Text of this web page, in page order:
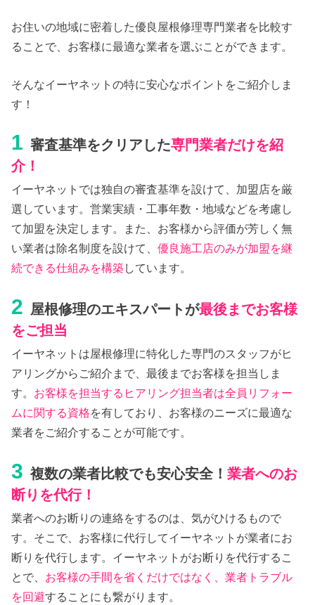
お住いの地域に密着した優良屋根修理専門業者を比較す
ることで、お客様に最適な業者を選ぶことができます。
そんなイーヤネットの特に安心なポイントをご紹介しま
す！
1 審査基準をクリアした専門業者だけを紹
介！
イーヤネットでは独自の審査基準を設けて、加盟店を厳
選しています。営業実績・工事年数・地域などを考慮し
て加盟を決定します。また、お客様から評価が芳しく無
い業者は除名制度を設けて、優良施工店のみが加盟を継
続できる仕組みを構築しています。
2 屋根修理のエキスパートが最後までお客様
をご担当
イーヤネットは屋根修理に特化した専門のスタッフがヒ
アリングからご紹介まで、最後までお客様を担当しま
す。 お客様を担当するヒアリング担当者は全員リフォー
ムに関する資格を有しており、お客様のニーズに最適な
業者をご紹介することが可能です。
3 複数の業者比較でも安心安全！業者へのお
断りを代行！
業者へのお断りの連絡をするのは、気がひけるもので
す。そこで、お客様に代行してイーヤネットが業者にお
断りを代行します。イーヤネットがお断りを代行するこ
とで、 お客様の手間を省くだけではなく、業者トラブル
を回避することにも繋がります。